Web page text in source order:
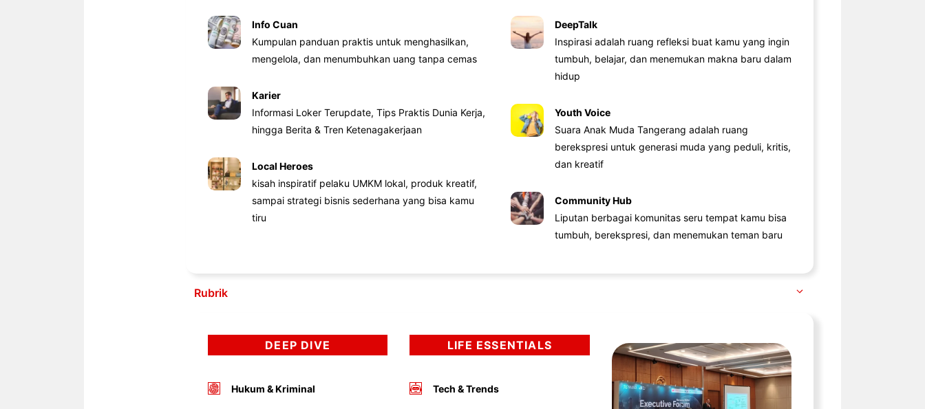
Info Cuan
Kumpulan panduan praktis untuk menghasilkan,
mengelola, dan menumbuhkan uang tanpa cemas
Karier
Informasi Loker Terupdate, Tips Praktis Dunia Kerja,
hingga Berita & Tren Ketenagakerjaan
Local Heroes
kisah inspiratif pelaku UMKM lokal, produk kreatif,
sampai strategi bisnis sederhana yang bisa kamu
tiru
DeepTalk
Inspirasi adalah ruang refleksi buat kamu yang ingin
tumbuh, belajar, dan menemukan makna baru dalam
hidup
Youth Voice
Suara Anak Muda Tangerang adalah ruang
berekspresi untuk generasi muda yang peduli, kritis,
dan kreatif
Community Hub
Liputan berbagai komunitas seru tempat kamu bisa
tumbuh, berekspresi, dan menemukan teman baru
Rubrik
DEEP DIVE
Hukum & Kriminal
LIFE ESSENTIALS
Tech & Trends